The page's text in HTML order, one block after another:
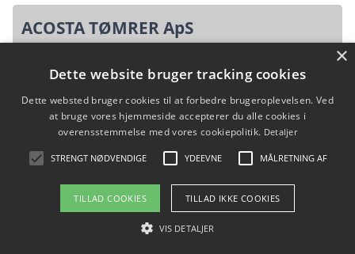
ACOSTA TØMRER ApS
Højbovej 2, 5871 Frørup
Ansatte: 1
Startdato: 23. juni 2011,
Virksomhedsform: Anpartsselskab
CVR: 33769504
×
Dette website bruger tracking cookies
Dette websted bruger cookies til at forbedre brugeroplevelsen. Ved
at bruge vores hjemmeside accepterer du alle cookies i
overensstemmelse med vores cookiepolitik. Detaljer
STRENGT NØDVENDIGE YDEEVNE MÅLRETNING AF
TILLAD COOKIES TILLAD IKKE COOKIES
VIS DETALJER